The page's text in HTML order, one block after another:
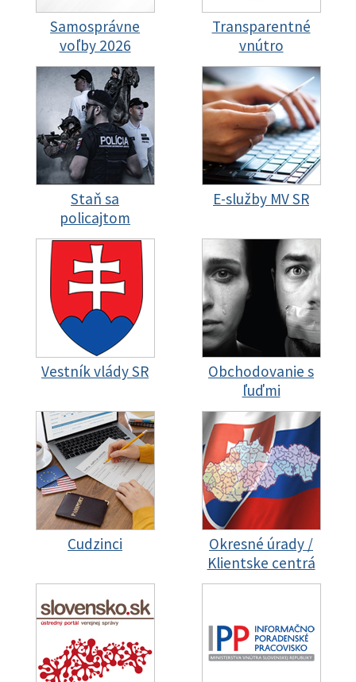
Samosprávne
voľby 2026
Transparentné
vnútro
Staň sa
policajtom
E-služby MV SR
Vestník vlády SR
Obchodovanie s
ľuďmi
Cudzinci
Okresné úrady /
Klientske centrá